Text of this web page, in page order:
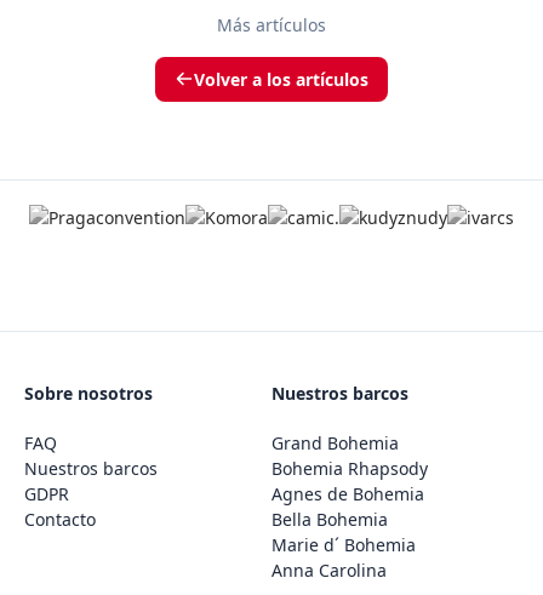
Más artículos
Volver a los artículos
Sobre nosotros
FAQ
Nuestros barcos
GDPR
Contacto
Nuestros barcos
Grand Bohemia
Bohemia Rhapsody
Agnes de Bohemia
Bella Bohemia
Marie d´ Bohemia
Anna Carolina